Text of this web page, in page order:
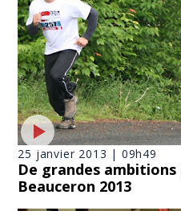
25 janvier 2013 | 09h49
De grandes
Beauceron 2013